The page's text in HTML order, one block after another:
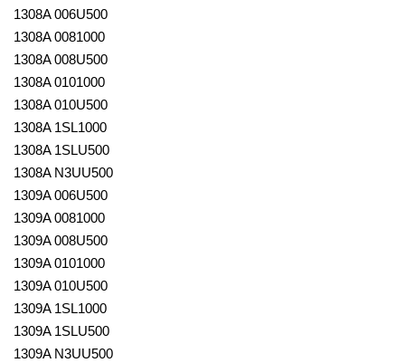
1308A 006U500
1308A 0081000
1308A 008U500
1308A 0101000
1308A 010U500
1308A 1SL1000
1308A 1SLU500
1308A N3UU500
1309A 006U500
1309A 0081000
1309A 008U500
1309A 0101000
1309A 010U500
1309A 1SL1000
1309A 1SLU500
1309A N3UU500